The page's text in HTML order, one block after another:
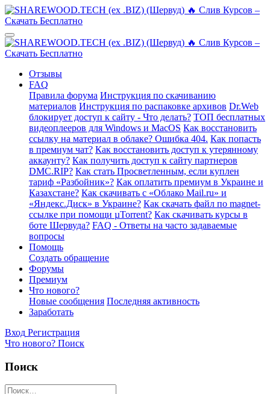
Отзывы
FAQ
Правила форума Инструкция по скачиванию
материалов Инструкция по распаковке архивов Dr.Web
блокирует доступ к сайту - Что делать? ТОП бесплатных
видеоплееров для Windows и MacOS Как восстановить
ссылку на материал в облаке? Ошибка 404. Как попасть
в премиум чат? Как восстановить доступ к утерянному
аккаунту? Как получить доступ к сайту партнеров
DMC.RIP? Как стать Просветленным, если куплен
тариф «Разбойник»? Как оплатить премиум в Украине и
Казахстане? Как скачивать с «Облако Mail.ru» и
«Яндекс.Диск» в Украине? Как скачать файл по magnet-
ссылке при помощи µTorrent? Как скачивать курсы в
боте Шервуда? FAQ - Ответы на часто задаваемые
вопросы
Помощь
Создать обращение
Форумы
Премиум
Что нового?
Новые сообщения Последняя активность
Заработать
Вход Регистрация
Что нового? Поиск
Поиск